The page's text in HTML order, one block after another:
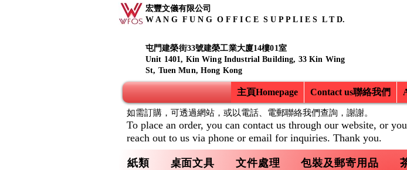
宏豐文儀有限公司
W A N G F U N G O F F I C E S U P P L I E S L T D.
屯門建榮街33號建榮工業大廈14樓01室
Unit 1401, Kin Wing Industrial Building, 33 Kin Wing
St, Tuen Mun, Hong Kong
主頁Homepage Contact us聯絡我們
紙類 桌面文具 文件處理 包裝及郵寄用品
如需訂購，可透過網站，或以電話、電郵聯絡我們查詢， 謝謝。
To place an order, you can contact us through our website, or
reach out to us via phone or email for inquiries. Thank you.